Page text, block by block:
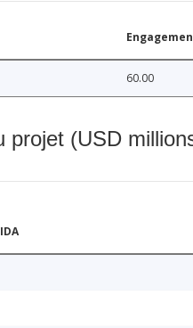
60.00
projet (USD